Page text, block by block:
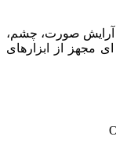
آرایش صورت، چشم،
مجهز از ابزارهای